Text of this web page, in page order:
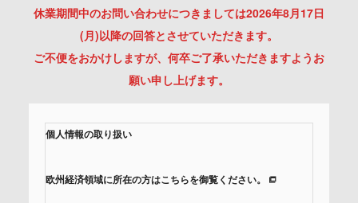
休業期間中のお問い合わせにつきましては2026年8月17日
(月)以降の回答とさせていただきます。
ご不便をおかけしますが、何卒ご了承いただきますようお
願い申し上げます。
個人情報の取り扱い
欧州経済領域に所在の方はこちらを御覧ください。